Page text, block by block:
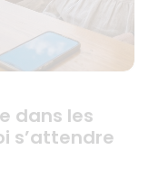
dans les
s’attendre